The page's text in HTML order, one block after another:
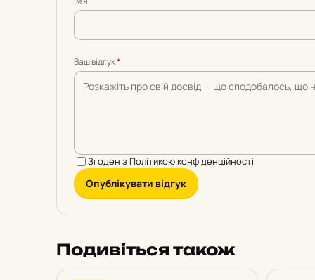
5
5
5
5
5
Ваш відгук*
Згоден з Політикою конфіденційності
Опублікувати відгук
Подивіться також